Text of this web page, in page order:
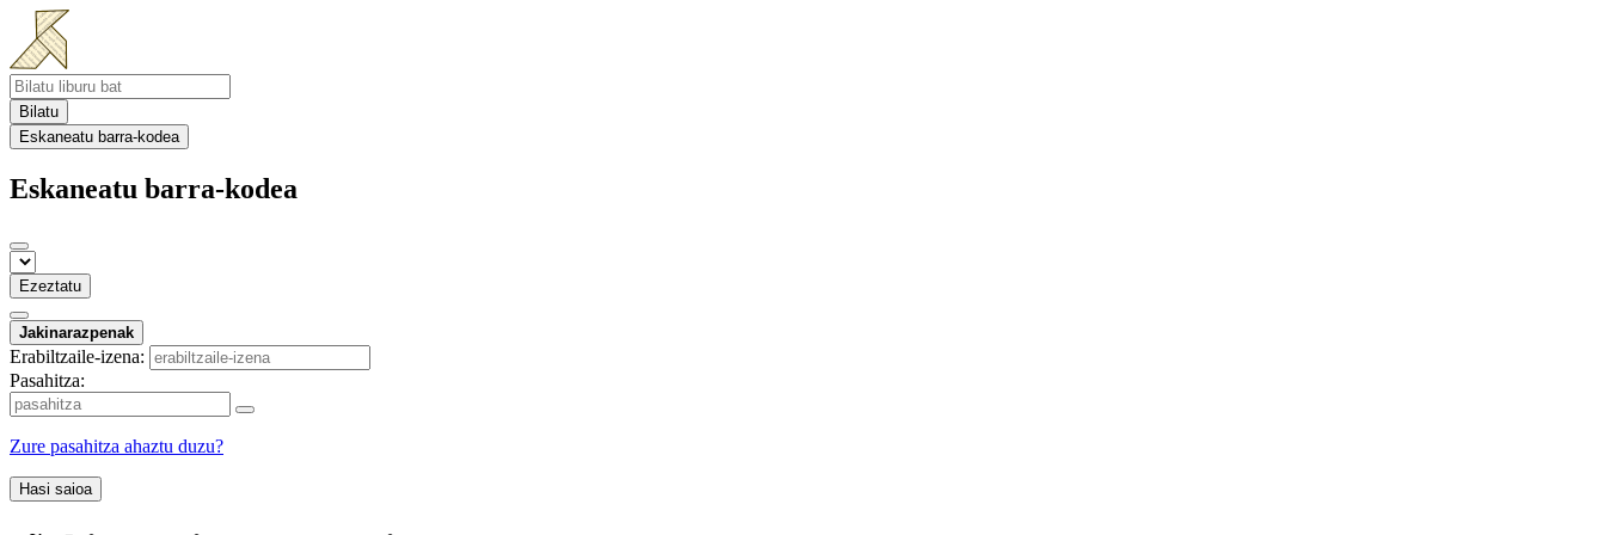
Bilatu
Eskaneatu barra-kodea
Eskaneatu barra-kodea
Ezeztatu
Jakinarazpenak
Erabiltzaile-izena:
Pasahitza:
Zure pasahitza ahaztu duzu?
Hasi saioa